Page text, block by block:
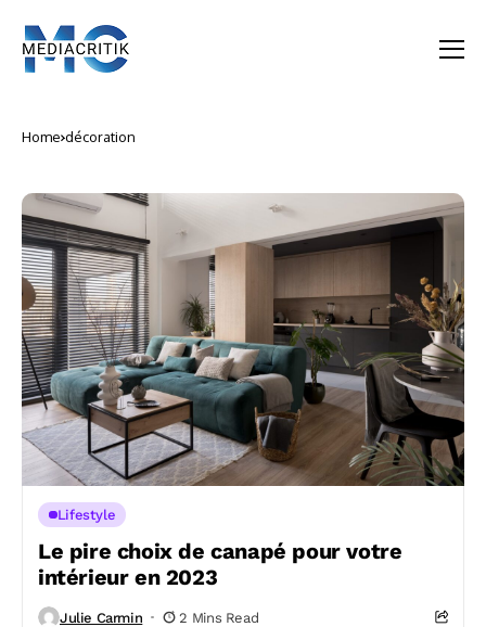
Home décoration
Lifestyle
Le pire choix de canapé pour votre
intérieur en 2023
Julie Carmin 2 Mins Read